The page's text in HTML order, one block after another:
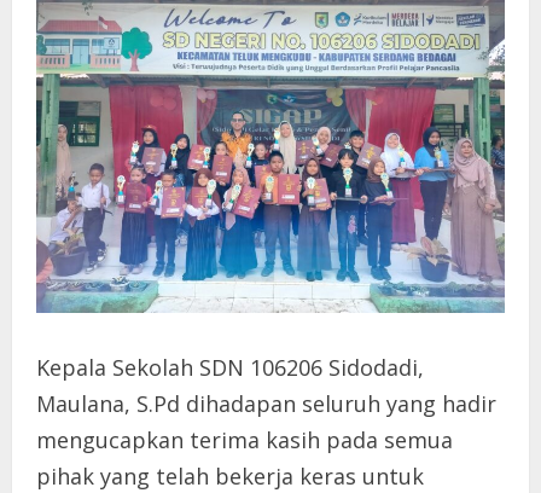
Kepala Sekolah SDN 106206 Sidodadi,
Maulana, S.Pd dihadapan seluruh yang hadir
mengucapkan terima kasih pada semua
pihak yang telah bekerja keras untuk